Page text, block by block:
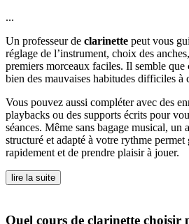
...
Un professeur de clarinette peut vous
réglage de l’instrument, choix des
premiers morceaux faciles. Il semble que
bien des mauvaises habitudes difficiles à
Vous pouvez aussi compléter avec des
playbacks ou des supports écrits pour
séances. Même sans bagage musical, un
structuré et adapté à votre rythme permet
rapidement et de prendre plaisir à jouer.
lire la suite
Quel cours de clarinette choisir